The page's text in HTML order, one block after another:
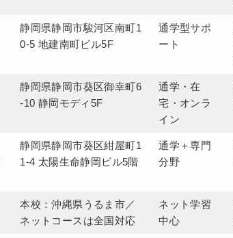
静岡県静岡市駿河区南町1
0-5 地建南町ビル5F
通学型サポ
ート
静岡県静岡市葵区御幸町6
-10 静岡モディ5F
通学・在
宅・オンラ
イン
静岡県静岡市葵区紺屋町1
1-4 太陽生命静岡ビル5階
通学＋専門
分野
本校：沖縄県うるま市／
ネットコースは全国対応
ネット学習
中心